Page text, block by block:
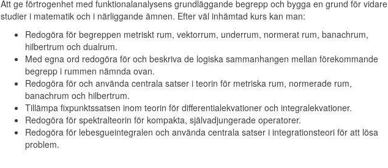
Att ge förtrogenhet med funktionalanalysens grundläggande begrepp och bygga en grund för vidare
studier i matematik och i närliggande ämnen. Efter väl inhämtad kurs kan man:
Redogöra för begreppen metriskt rum, vektorrum, underrum, normerat rum, banachrum,
hilbertrum och dualrum.
Med egna ord redogöra för och beskriva de logiska sammanhangen mellan förekommande
begrepp i rummen nämnda ovan.
Redogöra för och använda centrala satser i teorin för metriska rum, normerade rum,
banachrum och hilbertrum.
Tillämpa fixpunktssatsen inom teorin för differentialekvationer och integralekvationer.
Redogöra för spektralteorin för kompakta, självadjungerade operatorer.
Redogöra för lebesgueintegralen och använda centrala satser i integrationsteori för att lösa
problem.